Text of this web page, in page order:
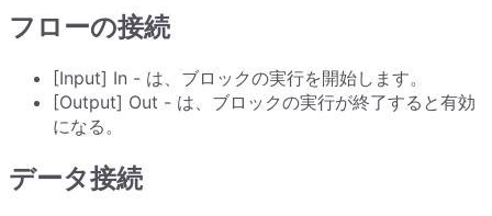
フローの接続
[Input] In - は、ブロックの実行を開始します。
[Output] Out - は、ブロックの実行が終了すると有効
になる。
データ接続